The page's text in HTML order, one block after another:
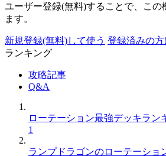
ユーザー登録(無料)することで、この
ます。
新規登録(無料)して使う 登録済みの
ランキング
攻略記事
Q&A
ローテーション最強デッキラン
1
ランプドラゴンのローテーショ